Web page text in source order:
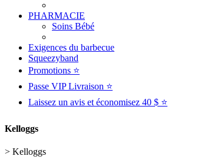
PHARMACIE
Soins Bébé
Exigences du barbecue
Squeezyband
Promotions ⭐
Passe VIP Livraison ⭐
Laissez un avis et économisez 40 $ ⭐
Kelloggs
> Kelloggs